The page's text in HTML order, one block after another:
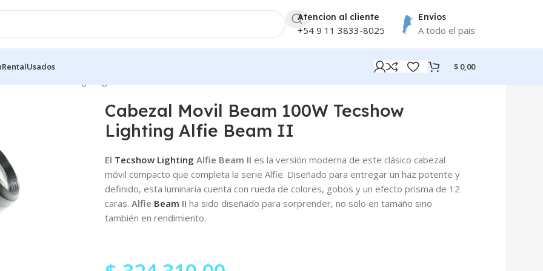
Atencion al cliente
+54 9 11 3833-8025
Envíos
A todo el pais
RentalUsados $ 0,00
Cabezal Movil Beam 100W Tecshow
Lighting Alfie Beam II
El Tecshow Lighting Alfie Beam II es la versión moderna de este clásico cabezal
móvil compacto que completa la serie Alfie. Diseñado para entregar un haz potente y
definido, esta luminaria cuenta con rueda de colores, gobos y un efecto prisma de 12
caras. Alfie Beam II ha sido diseñado para sorprender, no solo en tamaño sino
también en rendimiento.